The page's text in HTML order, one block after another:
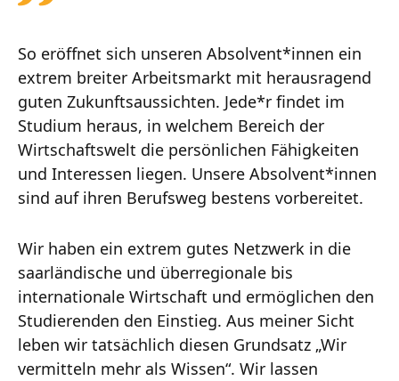
So eröffnet sich unseren Absolvent*innen ein
extrem breiter Arbeitsmarkt mit herausragend
guten Zukunftsaussichten. Jede*r findet im
Studium heraus, in welchem Bereich der
Wirtschaftswelt die persönlichen Fähigkeiten
und Interessen liegen. Unsere Absolvent*innen
sind auf ihren Berufsweg bestens vorbereitet.
Wir haben ein extrem gutes Netzwerk in die
saarländische und überregionale bis
internationale Wirtschaft und ermöglichen den
Studierenden den Einstieg. Aus meiner Sicht
leben wir tatsächlich diesen Grundsatz „Wir
vermitteln mehr als Wissen“. Wir lassen